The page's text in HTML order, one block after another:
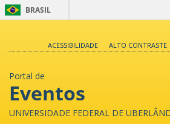
BRASIL
ACESSIBILIDADE
ALTO CONTRASTE
Portal de
Eventos
UNIVERSIDADE FEDERAL DE